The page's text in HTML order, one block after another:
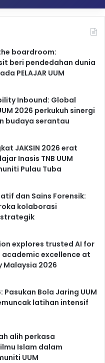
boardroom:
beri pendedahan dunia
PELAJAR UUM
Inbound: Global
2026 perkukuh sinergi
budaya serantau
JAKSIN 2026 erat
Inasis TNB UUM
Pulau Tuba
dan Sains Forensik:
kolaborasi
explores trusted AI for
academic excellence at
Malaysia 2026
Pasukan Bola Jaring UUM
latihan intensif
alih perkasa
Islam dalam
UUM